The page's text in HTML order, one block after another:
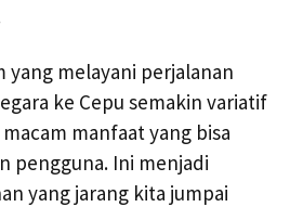
yang melayani perjalanan
ke Cepu semakin variatif
manfaat yang bisa
pengguna. Ini menjadi
yang jarang kita jumpai